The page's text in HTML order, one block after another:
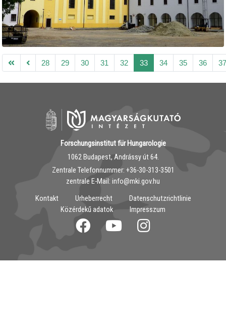
28 29 30 31 32 33 34 35 36
Forschungsinstitut für Hungarologie
1062 Budapest, Andrássy út 64.
Zentrale Telefonnummer: ‭+36-30-313-3501
zentrale E-Mail: info@mki.gov.hu
Kontakt
Urheberrecht
Datenschutzrichtlinie
Közérdekű adatok
Impresszum